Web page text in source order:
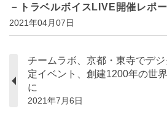
－トラベルボイスLIVE開催レポ
2021年04月07日
チームラボ、京都・東寺でデ
定イベント、創建1200年の世
に
2021年7月6日